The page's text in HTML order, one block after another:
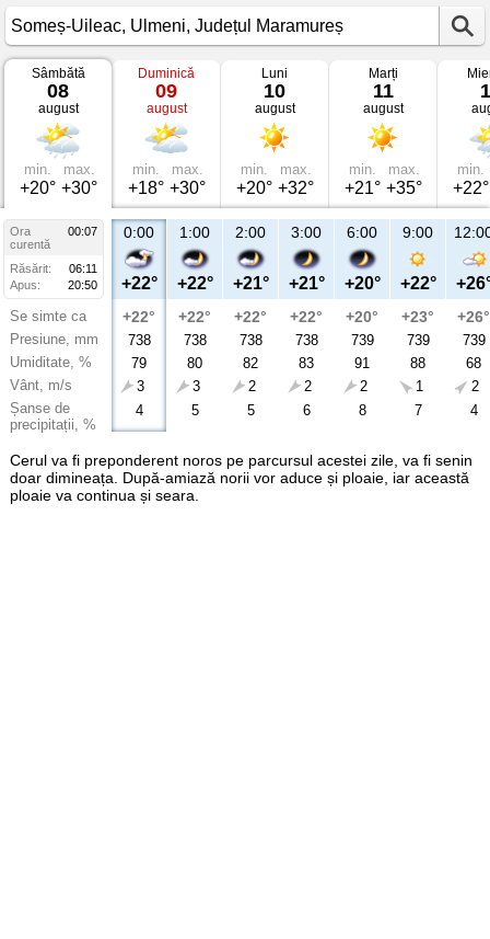
Vremea
Someș-
Uileac
Ulmeni,
Județul
Maramureș
Sâmbătă
08
august
min.
+20°
max.
+30°
Duminică
09
august
min.
+18°
max.
+30°
Luni
10
august
min.
+20°
max.
+32°
Marți
11
august
min.
+21°
max.
+35°
min.
+22°
Ora
00:07
curentă
Răsărit:
06:11
Apus:
20:50
Se simte ca
Presiune, mm
Umiditate, %
Vânt, m/s
Șanse de
precipitații, %
0:00
+22°
+22°
738
79
3
4
1:00
+22°
+22°
738
80
3
5
2:00
+21°
+22°
738
82
2
5
3:00
+21°
+22°
738
83
2
6
6:00
+20°
+20°
739
91
2
8
9:00
+22°
+23°
739
88
1
7
+26°
739
68
2
4
Cerul va fi preponderent noros pe parcursul acestei zile, va fi senin
doar dimineața. După-amiază norii vor aduce și ploaie, iar această
ploaie va continua și seara.